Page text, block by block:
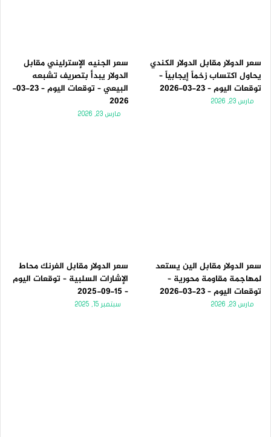
سعر الدولار مقابل الدولار الكندي
يحاول اكتساب زخماً إيجابياً –
توقعات اليوم – 23-03-2026
مارس 23, 2026
سعر الجنيه الإسترليني مقابل
الدولار يبدأ بتصريف تشبعه
البيعي – توقعات اليوم – 23-03-
2026
مارس 23, 2026
سعر الدولار مقابل الين يستعد
لمهاجمة مقاومة محورية –
توقعات اليوم – 23-03-2026
مارس 23, 2026
سعر الدولار مقابل الفرنك محاط
الإشارات السلبية – توقعات اليوم
– 15-09-2025
سبتمبر 15, 2025